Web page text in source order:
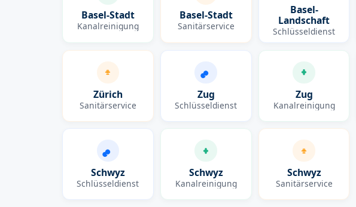
Basel-Stadt
Kanalreinigung
Basel-Stadt
Sanitärservice
Basel-
Landschaft
Schlüsseldienst
Zürich
Sanitärservice
Zug
Schlüsseldienst
Zug
Kanalreinigung
Schwyz
Schlüsseldienst
Schwyz
Kanalreinigung
Schwyz
Sanitärservice